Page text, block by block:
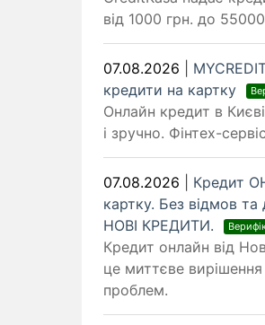
від 1000 грн. до 55000
07.08.2026
кредити на картку
Онлайн кредит в
і зручно. Фінтех-
07.08.2026
Кредит
картку. Без відмов та
НОВІ КРЕДИТИ.
Кредит онлайн від
це миттєве вирішення
проблем.